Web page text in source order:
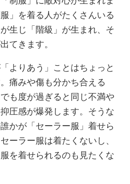
」を着る人がたくさんいる
生じ「階級」が生まれ、そ
てきます。
よりあう」ことはちょっと
痛みや傷も分かち合える
も度が過ぎると同じ不満や
圧感が爆発します。そうな
かが「セーラー服」着せら
ーラー服は着たくないし、
を着せられるのも見たくな